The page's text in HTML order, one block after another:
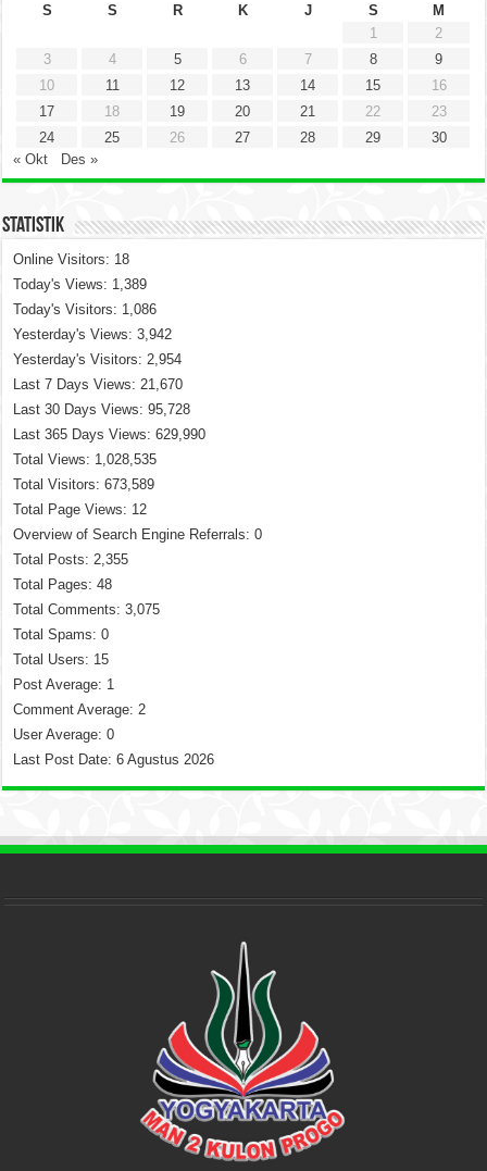
S
S R K J S
M
1
2
3
4 5 6 7 8
9
10
11 12 13 14 15
16
17
18 19 20 21 22
23
24
25 26 27 28 29
30
« Okt
Des »
Statistik
Online Visitors: 18
Today's Views: 1,389
Today's Visitors: 1,086
Yesterday's Views:3,942
Yesterday's Visitors: 2,954
Last 7 Days Views: 21,670
Last 30 Days Views:95,728
Last 365 Days Views:629,990
Total Views: 1,028,535
Total Visitors:673,589
Total Page Views: 12
Overview of Search Engine Referrals:0
Total Posts: 2,355
Total Pages:48
Total Comments:3,075
Total Spams:0
Total Users: 15
Post Average: 1
Comment Average: 2
User Average:0
Last Post Date:6 Agustus 2026